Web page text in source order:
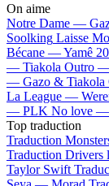
On aime
Notre Dame —
Soolking Laisse
Bécane —Yamê
— Tiakola Outro
— Gazo & Tiakola
La League —
— PLK No love —
Top traduction
Traduction
Traduction
Taylor Swift